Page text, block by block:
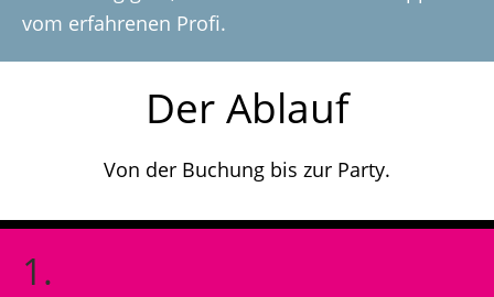
vom erfahrenen Profi.
Der Ablauf
Von der Buchung bis zur Party.
1.